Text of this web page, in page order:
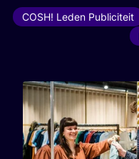
COSH! Leden Publiciteit